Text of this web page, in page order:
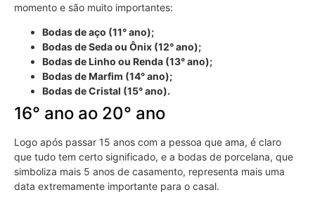
momento e são muito importantes:
Bodas de aço (11° ano);
Bodas de Seda ou Ônix (12° ano);
Bodas de Linho ou Renda (13° ano);
Bodas de Marfim (14° ano);
Bodas de Cristal (15° ano).
16° ano ao 20° ano
Logo após passar 15 anos com a pessoa que ama, é claro
que tudo tem certo significado, e a bodas de porcelana, que
simboliza mais 5 anos de casamento, representa mais uma
data extremamente importante para o casal.